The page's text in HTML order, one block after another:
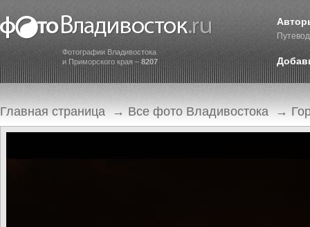
Фотографии Владивостока
и Приморского края – 8207
Главная страница → Все фото Владивостока →